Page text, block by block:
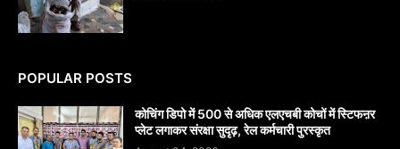
POPULAR POSTS
कोचिंग डिपो में 500 से अधिक एलएचबी कोचों में स्टिफऩर
प्लेट लगाकर संरक्षा सुदृढ़, रेल कर्मचारी पुरस्कृत